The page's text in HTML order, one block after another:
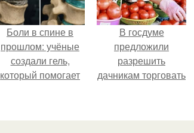
Боли в спине в
прошлом: учёные
создали гель,
который помогает
диски.
В госдуме
предложили
разрешить
дачникам торговать
в людных местах.